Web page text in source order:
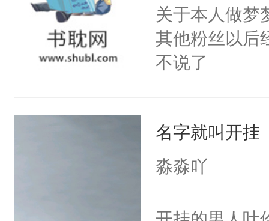
关于本人做梦
其他粉丝以后
不说了
名字就叫开挂
淼淼吖